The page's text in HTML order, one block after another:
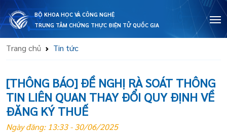
BỘ KHOA HỌC VÀ CÔNG NGHỆ
TRUNG TÂM CHỨNG THỰC ĐIỆN TỬ QUỐC GIA
Trang chủ Tin tức
[THÔNG BÁO] ĐỀ NGHỊ RÀ SOÁT THÔNG
TIN LIÊN QUAN THAY ĐỔI QUY ĐỊNH VỀ
ĐĂNG KÝ THUẾ
Ngày đăng: 13:33 - 30/06/2025